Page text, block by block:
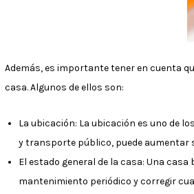
Además, es importante tener en cuenta
casa. Algunos de ellos son:
La ubicación: La ubicación es uno de
y transporte público, puede aumentar
El estado general de la casa: Una
mantenimiento periódico y corregir